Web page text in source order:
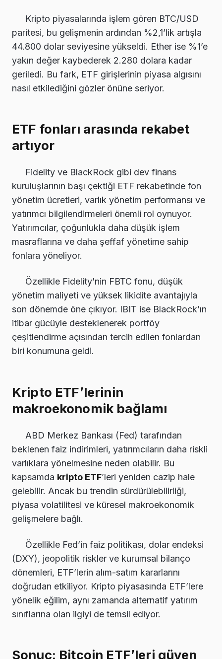
Kripto piyasalarında işlem gören BTC/USD
paritesi, bu gelişmenin ardından %2,1’lik artışla
44.800 dolar seviyesine yükseldi. Ether ise %1’e
yakın değer kaybederek 2.280 dolara kadar
geriledi. Bu fark, ETF girişlerinin piyasa algısını
nasıl etkilediğini gözler önüne seriyor.
ETF fonları arasında rekabet
artıyor
Fidelity ve BlackRock gibi dev finans
kuruluşlarının başı çektiği ETF rekabetinde fon
yönetim ücretleri, varlık yönetim performansı ve
yatırımcı bilgilendirmeleri önemli rol oynuyor.
Yatırımcılar, çoğunlukla daha düşük işlem
masraflarına ve daha şeffaf yönetime sahip
fonlara yöneliyor.
Özellikle Fidelity’nin FBTC fonu, düşük
yönetim maliyeti ve yüksek likidite avantajıyla
son dönemde öne çıkıyor. IBIT ise BlackRock’ın
itibar gücüyle desteklenerek portföy
çeşitlendirme açısından tercih edilen fonlardan
biri konumuna geldi.
Kripto ETF’lerinin
makroekonomik bağlamı
ABD Merkez Bankası (Fed) tarafından
beklenen faiz indirimleri, yatırımcıların daha riskli
varlıklara yönelmesine neden olabilir. Bu
kapsamda kripto ETF’leri yeniden cazip hale
gelebilir. Ancak bu trendin sürdürülebilirliği,
piyasa volatilitesi ve küresel makroekonomik
gelişmelere bağlı.
Özellikle Fed’in faiz politikası, dolar endeksi
(DXY), jeopolitik riskler ve kurumsal bilanço
dönemleri, ETF’lerin alım-satım kararlarını
doğrudan etkiliyor. Kripto piyasasında ETF’lere
yönelik eğilim, aynı zamanda alternatif yatırım
sınıflarına olan ilgiyi de temsil ediyor.
Sonuç: Bitcoin ETF’leri güven